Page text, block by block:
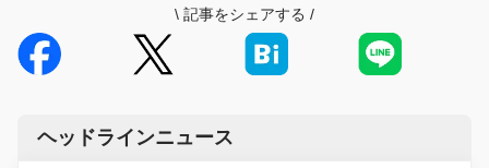
\ 記事をシェアする /
ヘッドラインニュース